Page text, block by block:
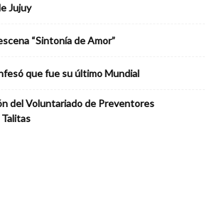
Jujuy
“Sintonía de Amor”
que fue su último Mundial
del Voluntariado de Preventores